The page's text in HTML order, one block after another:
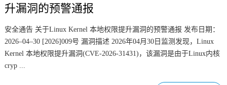
升漏洞的预警通报
安全通告 关于Linux Kernel 本地权限提升漏洞的预警通报 发布日期：
2026–04–30 [2026]009号 漏洞描述 2026年04月30日监测发现，Linux
Kernel 本地权限提升漏洞(CVE-2026-31431)，该漏洞是由于Linux内核
cryp ...